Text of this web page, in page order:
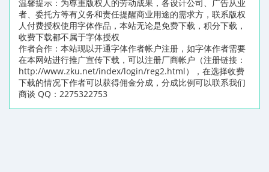
温馨提示：为尊重版权人的劳动成果，各设计公司、广告从业
者、委托方等有义务和责任提醒商业用途的需求方，联系版权
人付费授权使用字体作品，本站无论是免费下载，积分下载，
收费下载都不属于字体授权
作者合作：本站现以开通字体作者帐户注册，如字体作者需要
在本网站进行推广宣传下载，可以注册厂商帐户（注册链接：
http://www.zku.net/index/login/reg2.html），在选择收费
下载的情况下作者可以获得佣金分成，分成比例可以联系我们
商谈 QQ：2275322753